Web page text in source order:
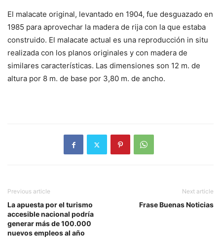
El malacate original, levantado en 1904, fue desguazado en
1985 para aprovechar la madera de rija con la que estaba
construido. El malacate actual es una reproducción in situ
realizada con los planos originales y con madera de
similares características. Las dimensiones son 12 m. de
altura por 8 m. de base por 3,80 m. de ancho.
Previous article
La apuesta por el turismo
accesible nacional podría
generar más de 100.000
nuevos empleos al año
Next article
Frase Buenas Noticias